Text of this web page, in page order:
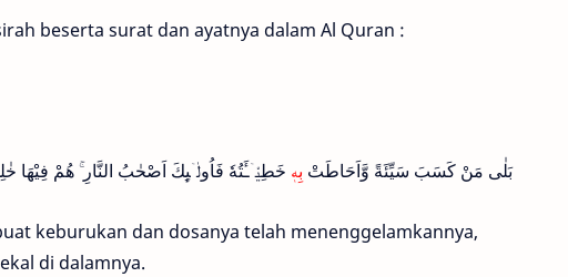
beserta surat dan ayatnya dalam Al Quran :
بَلٰى مَنْ كَسَبَ سَيِّئَةً وَّاَحَاطَتْ بِهٖ خَطِيْۤـَٔتُهٗ فَاُولٰۤىِٕكَ اَصْحٰبُ النَّارِ ۚ هُمْ فِيْهَا
keburukan dan dosanya telah menenggelamkannya,
di dalamnya.